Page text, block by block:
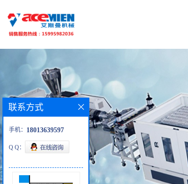
联系方式
手机： 18013639597
Q Q：